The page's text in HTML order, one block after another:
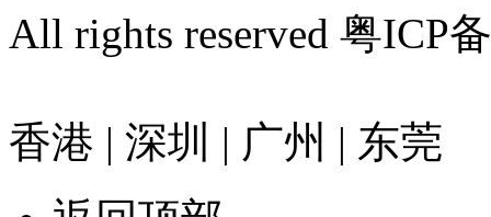
All rights reserved 粤ICP
香港 | 深圳 | 广州 | 东莞